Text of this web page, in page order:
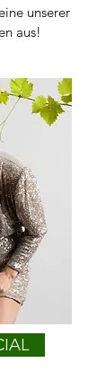
unserer
aus!